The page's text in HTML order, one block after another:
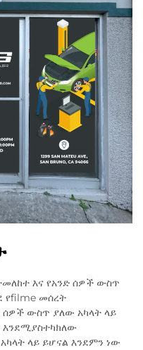
እና የአንድ ሰዎች ውስጥ
የfilme መሰረት
ውስጥ ያለው አካላት ላይ
እንደሚያስተካክለው
ላይ ይሆናል እንደምን ነው